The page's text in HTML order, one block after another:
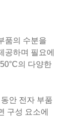
품의 수분을
공하며 필요에
의 다양한
안 전자 부품
구성 요소에